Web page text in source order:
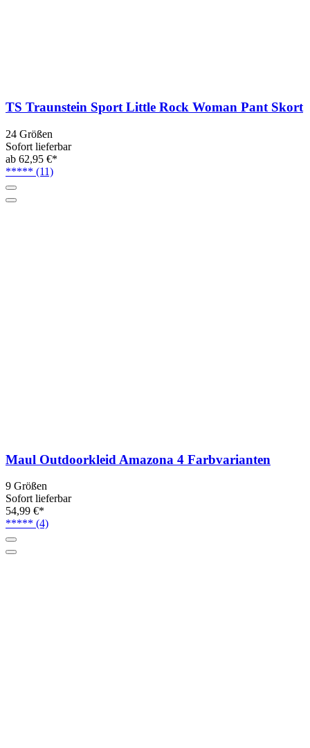
TS Traunstein Sport Little Rock Woman Pant Skort
24 Größen
Sofort lieferbar
ab 62,95 €*
***** (11)
Maul Outdoorkleid Amazona 4 Farbvarianten
9 Größen
Sofort lieferbar
54,99 €*
***** (4)